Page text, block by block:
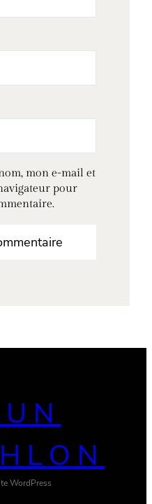
mon e-mail et
pour
WordPress